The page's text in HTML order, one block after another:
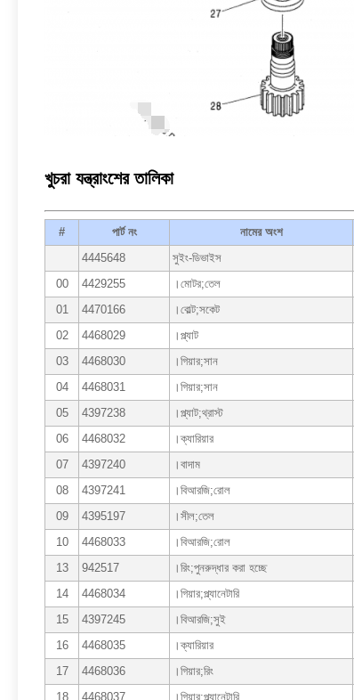
খুচরা যন্ত্রাংশের তালিকা
# পার্ট নং নামের অংশ
4445648
সুইং-ডিভাইস
00
4429255 ।মোটর;তেল
01
4470166 ।বোল্ট;সকেট
02
4468029 ।প্ল্যাট
03
4468030 ।গিয়ার;সান
04
4468031 ।গিয়ার;সান
05
4397238 ।প্ল্যাট;থ্রাস্ট
06
4468032 ।ক্যারিয়ার
07
4397240 ।বাদাম
08
4397241 ।বিআরজি;রোল
09
4395197 ।সীল;তেল
10
4468033 ।বিআরজি;রোল
13
942517 ।রিং;পুনরুদ্ধার করা হচ্ছে
14
4468034 ।গিয়ার;প্ল্যানেটারি
15
4397245 ।বিআরজি;সুই
16
4468035 ।ক্যারিয়ার
17
4468036 ।গিয়ার;রিং
18
4468037 ।গিয়ার;প্ল্যানেটারি